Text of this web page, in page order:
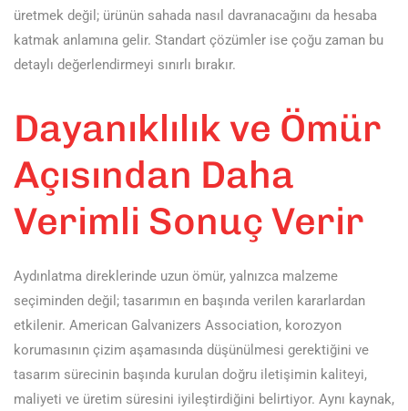
üretmek değil; ürünün sahada nasıl davranacağını da hesaba
katmak anlamına gelir. Standart çözümler ise çoğu zaman bu
detaylı değerlendirmeyi sınırlı bırakır.
Dayanıklılık ve Ömür
Açısından Daha
Verimli Sonuç Verir
Aydınlatma direklerinde uzun ömür, yalnızca malzeme
seçiminden değil; tasarımın en başında verilen kararlardan
etkilenir. American Galvanizers Association, korozyon
korumasının çizim aşamasında düşünülmesi gerektiğini ve
tasarım sürecinin başında kurulan doğru iletişimin kaliteyi,
maliyeti ve üretim süresini iyileştirdiğini belirtiyor. Aynı kaynak,